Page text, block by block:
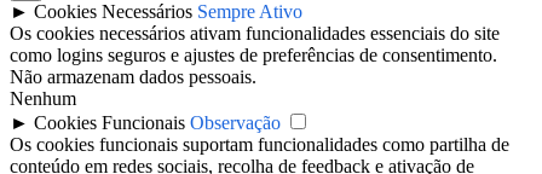
► Cookies Necessários Sempre Ativo
Os cookies necessários ativam funcionalidades essenciais do site
como logins seguros e ajustes de preferências de consentimento.
Não armazenam dados pessoais.
Nenhum
► Cookies Funcionais Observação
Os cookies funcionais suportam funcionalidades como partilha de
conteúdo em redes sociais, recolha de feedback e ativação de